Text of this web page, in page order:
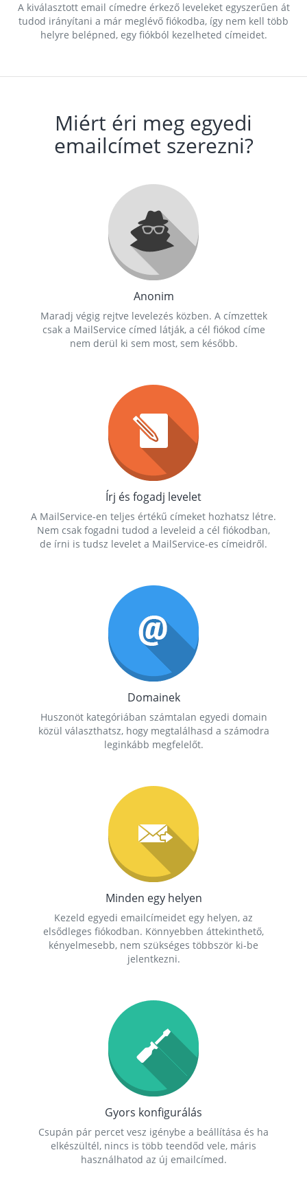
A kiválasztott email címedre érkező leveleket egyszerűen át
tudod irányítani a már meglévő fiókodba, így nem kell több
helyre belépned, egy fiókból kezelheted címeidet.
Miért éri meg egyedi
emailcímet szerezni?
Anonim
Maradj végig rejtve levelezés közben. A címzettek
csak a MailService címed látják, a cél fiókod címe
nem derül ki sem most, sem később.
Írj és fogadj levelet
A MailService-en teljes értékű címeket hozhatsz létre.
Nem csak fogadni tudod a leveleid a cél fiókodban,
de írni is tudsz levelet a MailService-es címeidről.
Domainek
Huszonöt kategóriában számtalan egyedi domain
közül választhatsz, hogy megtalálhasd a számodra
leginkább megfelelőt.
Minden egy helyen
Kezeld egyedi emailcímeidet egy helyen, az
elsődleges fiókodban. Könnyebben áttekinthető,
kényelmesebb, nem szükséges többször ki-be
jelentkezni.
Gyors konfigurálás
Csupán pár percet vesz igénybe a beállítása és ha
elkészültél, nincs is több teendőd vele, máris
használhatod az új emailcímed.